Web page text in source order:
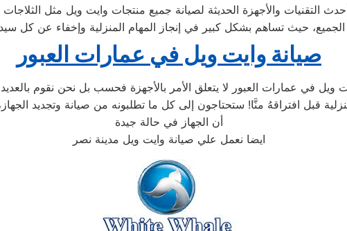
التقنيات والأجهزة الحديثة لصيانة جميع منتجات وايت ويل مثل الثلاجات
الجميع، حيث تساهم بشكل كبير في إنجاز المهام المنزلية وإخفاء عن كل
صيانة وايت ويل في عمارات العبور
في عمارات العبور لا يتعلق الأمر بالأجهزة فحسب بل نحن نقوم
أن الجهاز في حالة جيدة
ايضا نعمل علي صيانة وايت ويل مدينة نصر